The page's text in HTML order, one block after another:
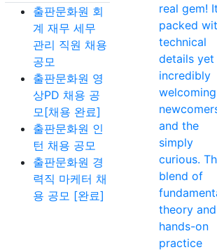
출판문화원 회
계 재무 세무
관리 직원 채용
공모
출판문화원 영
상PD 채용 공
모[채용 완료]
출판문화원 인
턴 채용 공모
출판문화원 경
력직 마케터 채
용 공모 [완료]
real gem!
packed
technical
details yet
incredibly
and the
simply
curious.
blend of
theory and
hands-on
practice